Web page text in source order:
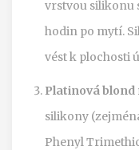
vrstvou silikonu
hodin po mytí.
vést k plochosti
Platinová blond
silikony
Phenyl